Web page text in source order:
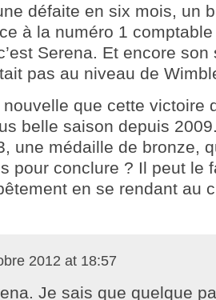
défaite en six mois, un
à la numéro 1 comptable
Serena. Et encore
pas au niveau de
que cette victoire
belle saison depuis
une médaille de bronze,
pour conclure ? Il peut le
en se rendant au
2012 at 18:57
Je sais que quelque